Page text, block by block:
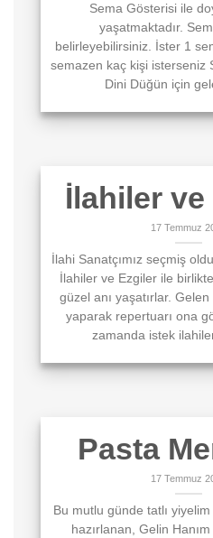
Sema Gösterisi ile
yaşatmaktadır.
belirleyebilirsiniz. İster 1
semazen kaç kişi isterseniz
Dini Düğün için
İlahiler
17 Temmuz
İlahi Sanatçımız seçmiş
İlahiler ve Ezgiler ile
güzel anı yaşatırlar.
yaparak repertuarı ona
zamanda istek
Pasta
17 Temmuz
Bu mutlu günde tatlı
hazırlanan, Gelin